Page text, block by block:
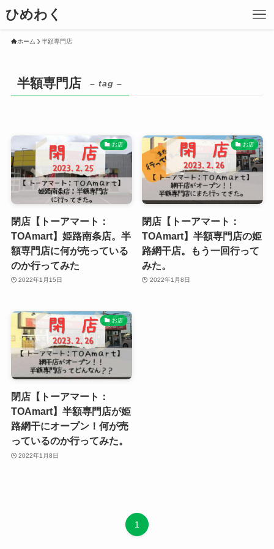
ひめわく
ホーム 半額専門店
半額専門店 – tag –
お店
閉店【トーアマート：
TOAmart】姫路南条店。半
額専門店に何が売っている
のか行ってみた
2022年1月15日
お店
閉店【トーアマート：
TOAmart】半額専門店の姫
路網干店。もう一回行って
みた。
2022年1月8日
お店
閉店【トーアマート：
TOAmart】半額専門店が姫
路網干にオープン！何が売
っているのか行ってみた。
2022年1月8日
1